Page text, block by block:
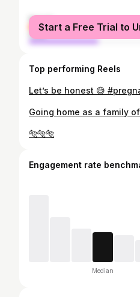
female
male
Start a Free Trial to
Top performing Reels
Let’s be honest 😅
Going home as a family
🐅🐅🐅
Engagement rate
Median